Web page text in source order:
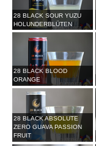
28 BLACK SOUR YUZU
HOLUNDERBLÜTEN
28 BLACK BLOOD
ORANGE
28 BLACK ABSOLUTE
ZERO GUAVA PASSION
FRUIT